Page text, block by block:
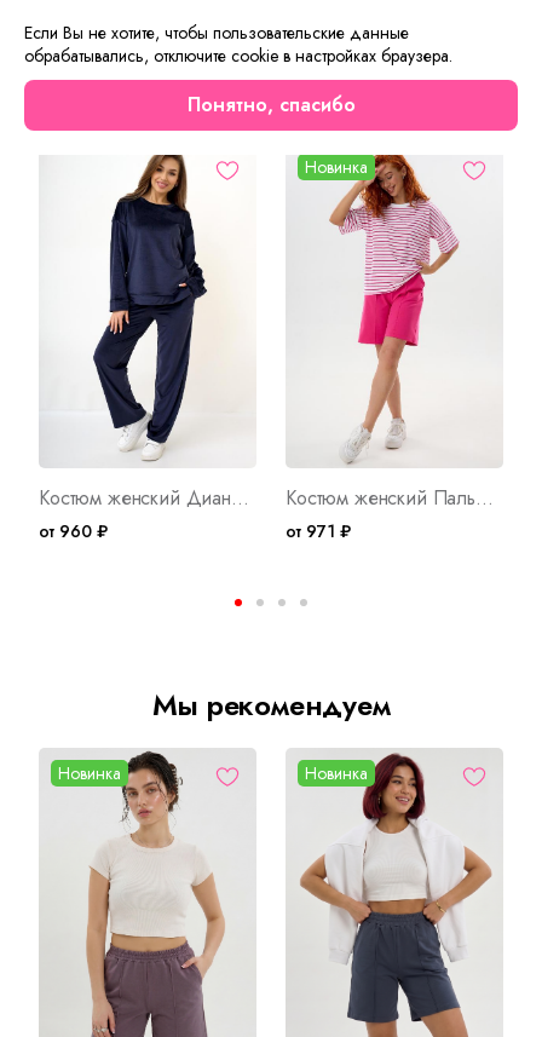
Сейчас на сайте смотрят
Костюм женский Диана А Д/Р Арт. 10331
от 960 ₽
Новинка
Костюм женский Пальмира М Арт. 10407
от 971 ₽
Мы рекомендуем
Новинка Новинка
Если Вы не хотите, чтобы пользовательские данные
обрабатывались, отключите cookie в настройках браузера.
Понятно, спасибо